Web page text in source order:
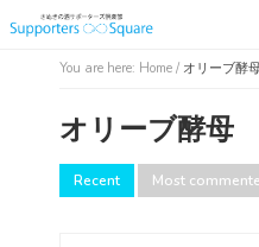
You are here: Home / オリーブ酵
オリーブ酵母
Most
Recent